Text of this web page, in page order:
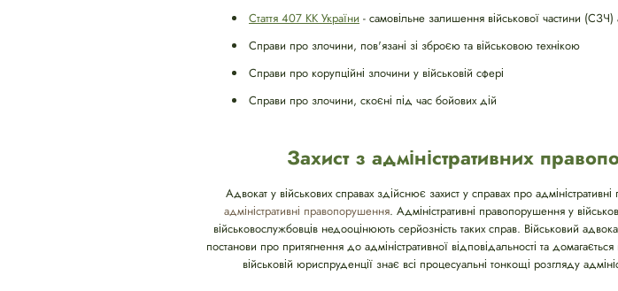
Стаття 407 КК України - самовільне залишення військової частини
Справи про злочини, пов'язані зі зброєю та військовою технікою
Справи про корупційні злочини у військовій сфері
Справи про злочини, скоєні під час бойових дій
Захист з адміністративних
Адвокат у військових справах здійснює захист у справах про
адміністративні правопорушення. Адміністративні правопорушення у
військовослужбовців недооцінюють серйозність таких справ. Військовий
постанови про притягнення до адміністративної відповідальності та
військовій юриспруденції знає всі процесуальні тонкощі розгляду